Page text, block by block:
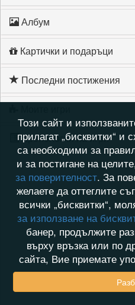
Албум
Картички и подаръци
Последни постижения
Хронология на игри
Този сайт и
прилагат „бисквитки“ и
са необходими за
и за постигане на
за поверителност. За
желаете да оттеглите
всички „бисквитки“,
за използване на
банер, продължите
върху връзка или по
сайта, Вие приемате